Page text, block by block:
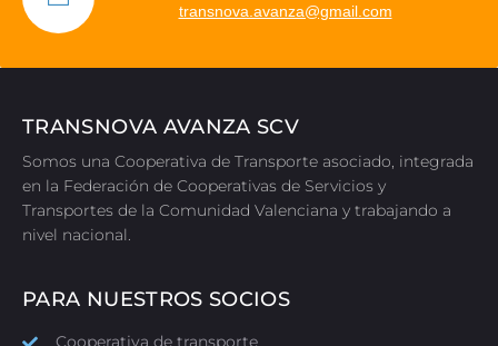
transnova.avanza@gmail.com
TRANSNOVA AVANZA SCV
Somos una Cooperativa de Transporte asociado, integrada
en la Federación de Cooperativas de Servicios y
Transportes de la Comunidad Valenciana y trabajando a
nivel nacional.
PARA NUESTROS SOCIOS
Cooperativa de transporte